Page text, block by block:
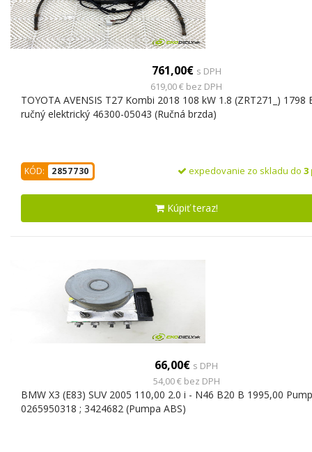
761,00€ s DPH
619,00 € bez DPH
TOYOTA AVENSIS T27 Kombi 2018 108 kW 1.8 (ZRT271_) 1798
ručný elektrický 46300-05043 (Ručná brzda)
KÓD: 2857730 expedovanie zo skladu do 3
Kúpiť teraz!
66,00€ s DPH
54,00 € bez DPH
BMW X3 (E83) SUV 2005 110,00 2.0 i - N46 B20 B 1995,00
0265950318 ; 3424682 (Pumpa ABS)